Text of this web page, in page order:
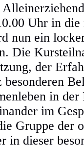
Uhr in
nun ein
Die
der
in
im
Gruppe der
in dieser